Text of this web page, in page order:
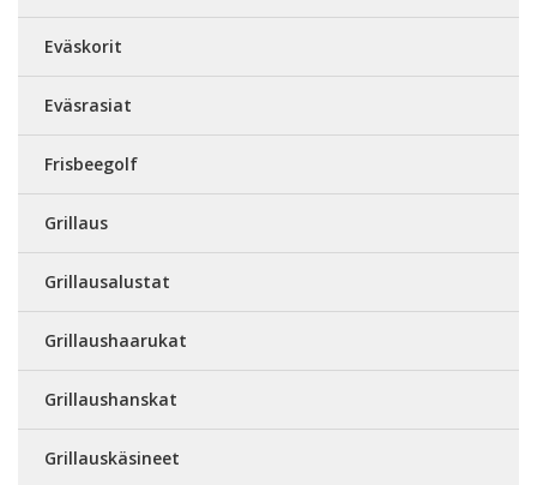
Eväskorit
Eväsrasiat
Frisbeegolf
Grillaus
Grillausalustat
Grillaushaarukat
Grillaushanskat
Grillauskäsineet